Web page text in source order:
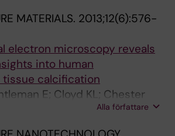
MATERIALS. 2013;12(6):576-
electron microscopy reveals
into human
tissue calcification
E; Cloyd KL; Chester
Alla författare